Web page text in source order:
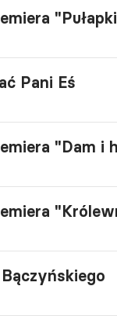
Pani Eś
"Dam i